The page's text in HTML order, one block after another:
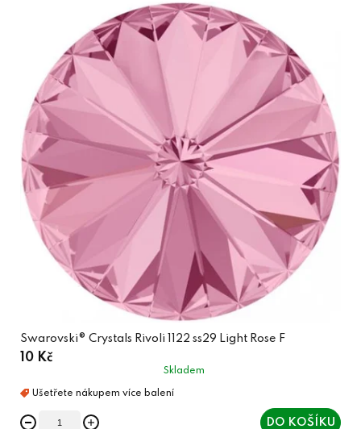
Swarovski® Crystals Rivoli 1122 ss29 Light Rose F
10 Kč
Skladem
DO KOŠÍKU